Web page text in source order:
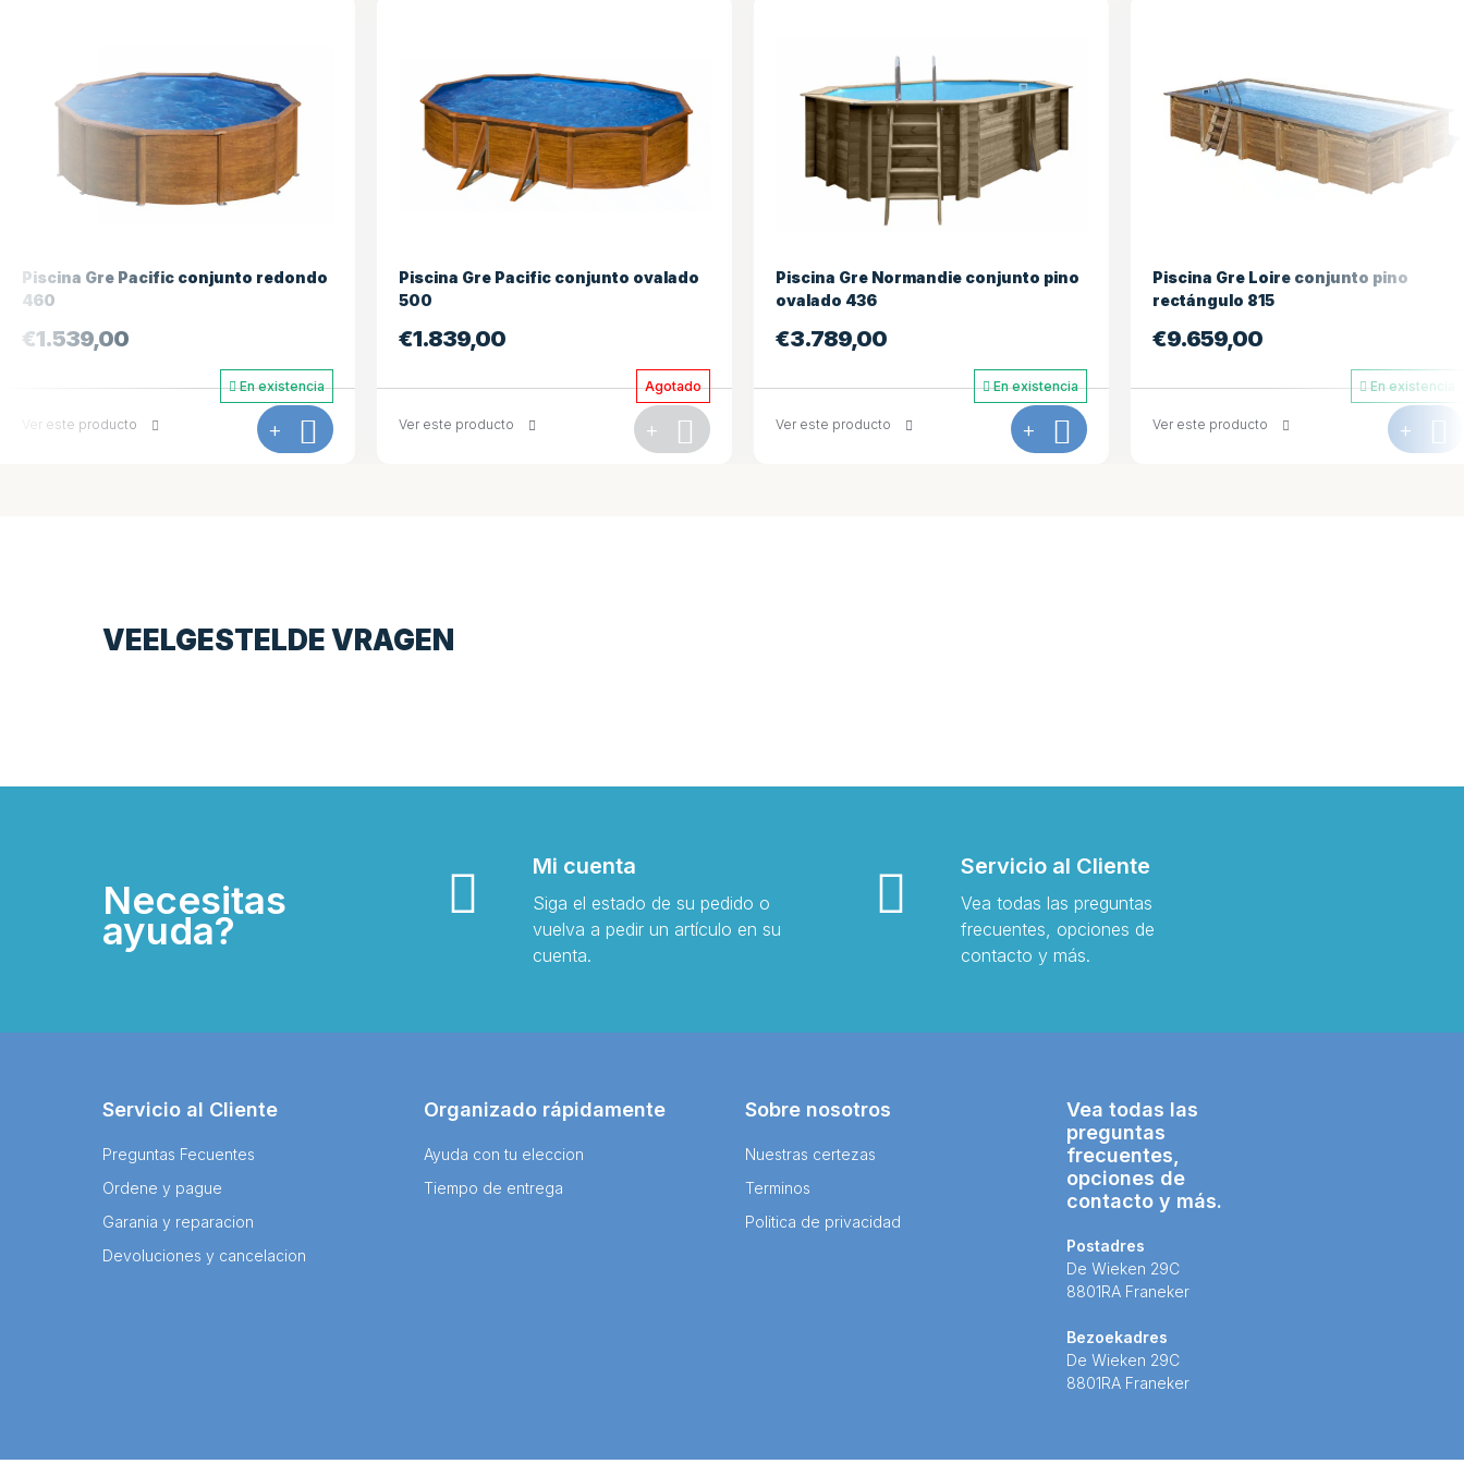
Piscina Gre Pacific conjunto ovalado
500
€1.839,00
Agotado
Ver este producto +
Piscina Gre Normandie conjunto pino
ovalado 436
€3.789,00
En existencia
Ver este producto +
Piscina Gre Loire conjunto pino
rectángulo 815
€9.659,00
En existencia
Ver este producto +
Piscina Gre Loire conjunto pino
rectángulo 620
€7.559,00
En existencia
Ver este producto +
VEELGESTELDE VRAGEN
Necesitas
ayuda?
Mi cuenta
Siga el estado de su pedido o
vuelva a pedir un artículo en su
cuenta.
Servicio al Cliente
Vea todas las preguntas
frecuentes, opciones de
contacto y más.
Servicio al Cliente
Preguntas Fecuentes
Ordene y pague
Garania y reparacion
Devoluciones y cancelacion
Organizado rápidamente
Ayuda con tu eleccion
Tiempo de entrega
Sobre nosotros
Nuestras certezas
Terminos
Politica de privacidad
Vea todas las
preguntas
frecuentes,
opciones de
contacto y más.
Postadres
De Wieken 29C
8801RA Franeker
Bezoekadres
De Wieken 29C
8801RA Franeker